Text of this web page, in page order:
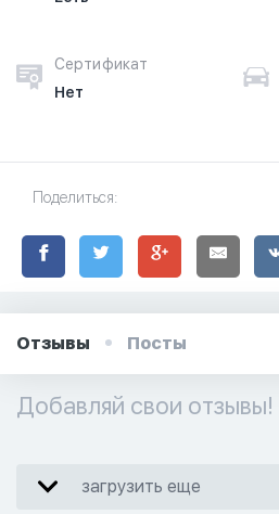
Сертификат
Нет
Поделиться:
Отзывы Посты
Добавляй свои отзывы!
загрузить еще